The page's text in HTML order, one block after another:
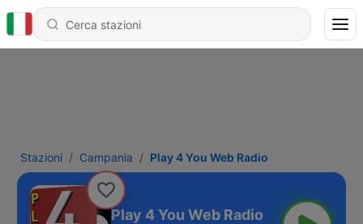
Stazioni Campania Play 4 You Web Radio
Play 4 You Web Radio